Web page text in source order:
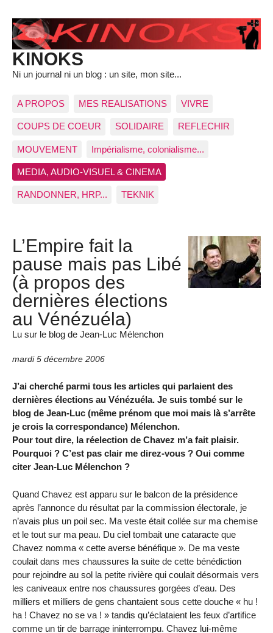
KINOKS
Ni un journal ni un blog : un site, mon site...
A PROPOS MES REALISATIONS VIVRE
COUPS DE COEUR SOLIDAIRE REFLECHIR
MOUVEMENT Impérialisme, colonialisme...
MEDIA, AUDIO-VISUEL & CINEMA
RANDONNER, HRP... TEKNIK
L’Empire fait la
pause mais pas Libé
(à propos des
dernières élections
au Vénézuéla)
Lu sur le blog de Jean-Luc Mélenchon
mardi 5 décembre 2006
J’ai cherché parmi tous les articles qui parlaient des
dernières élections au Vénézuéla. Je suis tombé sur le
blog de Jean-Luc (même prénom que moi mais là s’arrête
je crois la correspondance) Mélenchon.
Pour tout dire, la réelection de Chavez m’a fait plaisir.
Pourquoi ? C’est pas clair me direz-vous ? Oui comme
citer Jean-Luc Mélenchon ?
Quand Chavez est apparu sur le balcon de la présidence
après l’annonce du résultat par la commission électorale, je
n’avais plus un poil sec. Ma veste était collée sur ma chemise
et le tout sur ma peau. Du ciel tombait une cataracte que
Chavez nomma « cette averse bénéfique ». De ma veste
coulait dans mes chaussures la suite de cette bénédiction
pour rejoindre au sol la petite rivière qui coulait désormais vers
les caniveaux entre nos chaussures gorgées d’eau. Des
milliers et milliers de gens chantaient sous cette douche « hu !
ha ! Chavez no se va ! » tandis qu’éclataient les feux d’artifice
comme un tir de barrage ininterrompu. Chavez lui-même